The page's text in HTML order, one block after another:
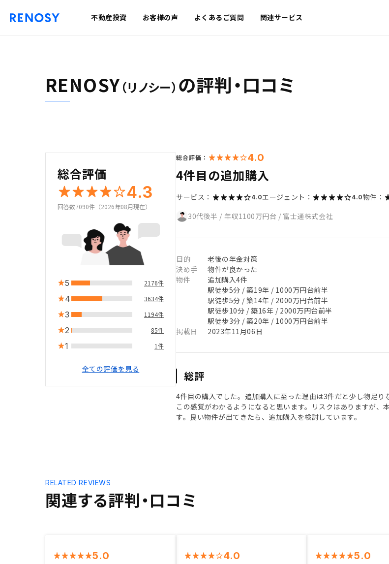
不動産投資 お客様の声 よくあるご質問 関連サービス
RENOSY（リノシー） の評判・口コミ
総合評価
4.3
回答数7090件（2026年08月現在）
5 2176件
4 3634件
3 1194件
2 85件
1 1件
全ての評価を見る
総合評価： 4.0
4件目の追加購入
サービス： 4.0エージェント： 4.0物件：
30代後半 / 年収1100万円台 / 富士通株式会社
目的
老後の年金対策
決め手
物件が良かった
物件
追加購入4件
駅徒歩5分 / 築19年 / 1000万円台前半
駅徒歩5分 / 築14年 / 2000万円台前半
駅徒歩10分 / 築16年 / 2000万円台前半
駅徒歩3分 / 築20年 / 1000万円台前半
掲載日
2023年11月06日
総評
4件目の購入でした。追加購入に至った理由は3件だと少し物足り
この感覚がわかるようになると思います。リスクはありますが
す。良い物件が出てきたら、追加購入を検討しています。
関連する評判・口コミ
RELATED REVIEWS
5.0 4.0 5.0